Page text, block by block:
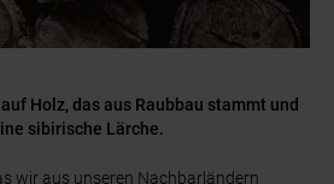
Holz, das aus Raubbau stammt und
sibirische Lärche.
wir aus unseren Nachbarländern